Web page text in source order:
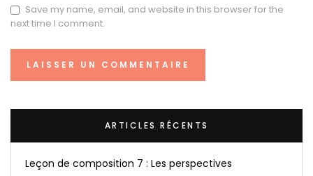
Save my name, email, and website in this browser for the
next time I comment.
ARTICLES RÉCENTS
Leçon de composition 7 : Les perspectives